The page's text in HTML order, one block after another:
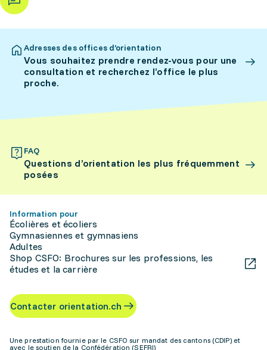
Adresses des offices d’orientation
Vous souhaitez prendre rendez-vous pour une
consultation et recherchez l’office le plus
proche.
FAQ
Questions d’orientation les plus fréquemment
posées
Information pour
Écolières et écoliers
Gymnasiennes et gymnasiens
Adultes
Shop CSFO: Brochures sur les professions, les
études et la carrière
Contacter orientation.ch
Une prestation fournie par le CSFO sur mandat des cantons (CDIP) et
avec le soutien de la Confédération (SEFRI)